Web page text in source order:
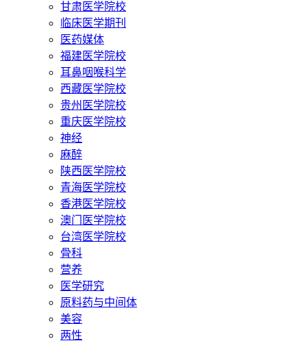
甘肃医学院校
临床医学期刊
医药媒体
福建医学院校
耳鼻咽喉科学
西藏医学院校
贵州医学院校
重庆医学院校
神经
麻醉
陕西医学院校
青海医学院校
香港医学院校
澳门医学院校
台湾医学院校
骨科
营养
医学研究
原料药与中间体
美容
两性